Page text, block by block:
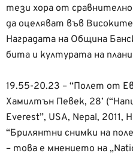
тези хора от
да оцеляват във
Наградата на Община
бита и културата на
19.55-20.23 – “Полет от
Хамилтън Певек, 28’
Everest”, USA, Nepal, 2011,
“Брилянтни снимки на
– това е мнението на